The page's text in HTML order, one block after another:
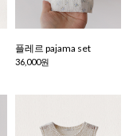
플레르 pajama set
36,000원